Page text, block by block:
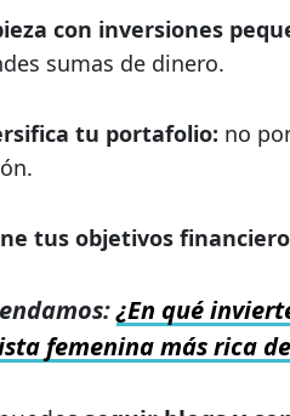
con inversiones
sumas de dinero.
tu portafolio: no
tus objetivos
¿En qué
femenina más rica